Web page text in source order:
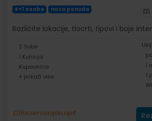
4+1 osobe nova ponuda
Različite lokacije, tlocrti, tipovi i boje
2 Sobe
1 Kuhinja
Kupaonica
+ prikaži više
1
1
Rezervacijski upit